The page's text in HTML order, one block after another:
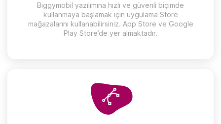
Biggymobil yazılımına hızlı ve güvenli biçimde
kullanmaya başlamak için uygulama Store
mağazalarını kullanabilirsiniz. App Store ve Google
Play Store’de yer almaktadır.